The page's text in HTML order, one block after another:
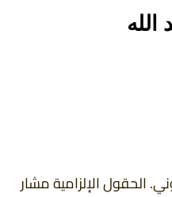
الحقول الإلزامية مشار